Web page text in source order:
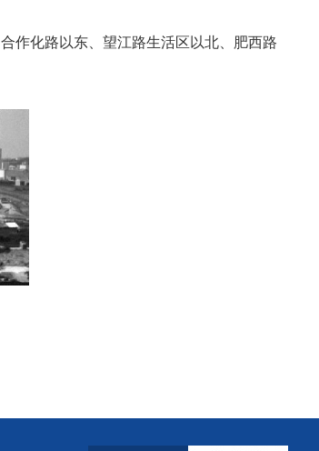
作化路以东、望江路生活区以北、肥西路